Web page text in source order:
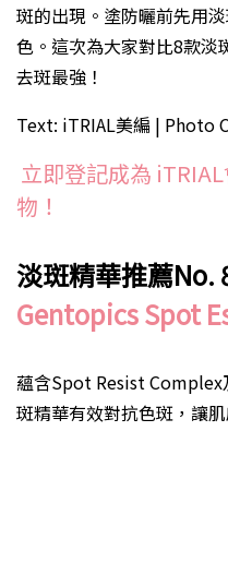
斑的出現。塗防曬前先用
色。這次為大家對比8款淡
去斑最強！
Text: iTRIAL美編 | Photo
立即登記成為
物！
淡斑精華推薦No.
Gentopics Spot
蘊含Spot Resist Complex
斑精華有效對抗色斑，讓